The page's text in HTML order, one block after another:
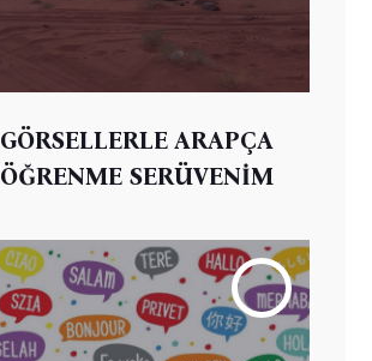
GÖRSELLERLE ARAPÇA
ÖĞRENME SERÜVENİM